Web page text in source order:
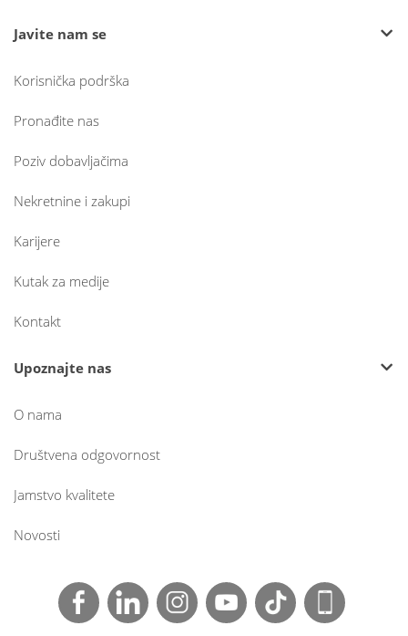
Javite nam se
Korisnička podrška
Pronađite nas
Poziv dobavljačima
Nekretnine i zakupi
Karijere
Kutak za medije
Kontakt
Upoznajte nas
O nama
Društvena odgovornost
Jamstvo kvalitete
Novosti